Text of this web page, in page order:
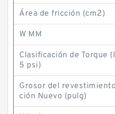
Área de fricción (cm2)
W MM
Clasificación de Torque
5 psi)
Grosor del
ción Nuevo (pulg)